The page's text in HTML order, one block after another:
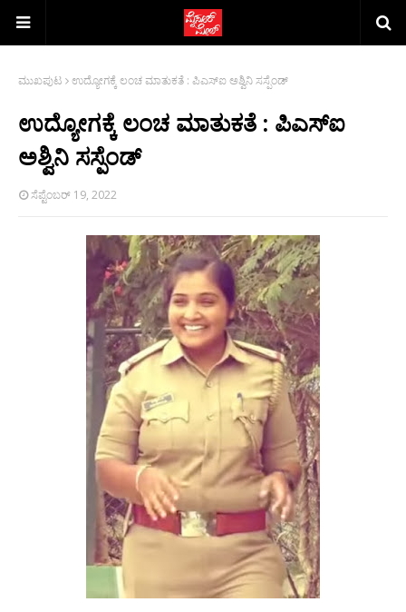
ಮುಖಪುಟ ಉದ್ಯೋಗಕ್ಕೆ ಲಂಚ ಮಾತುಕತೆ : ಪಿಎಸ್‍ಐ ಅಶ್ವಿನಿ ಸಸ್ಪೆಂಡ್
ಉದ್ಯೋಗಕ್ಕೆ ಲಂಚ ಮಾತುಕತೆ : ಪಿಎಸ್‍ಐ
ಅಶ್ವಿನಿ ಸಸ್ಪೆಂಡ್
ಸೆಪ್ಟೆಂಬರ್ 19, 2022